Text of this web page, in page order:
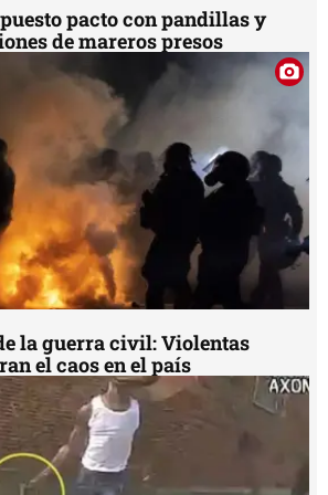
pacto con pandillas y
de mareros presos
la guerra civil: Violentas
el caos en el país